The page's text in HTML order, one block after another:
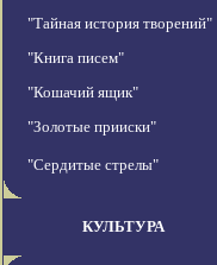
"Тайная история творений"
"Книга писем"
"Кошачий ящик"
"Золотые прииски"
"Сердитые стрелы"
КУЛЬТУРА